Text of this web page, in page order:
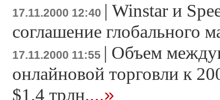
17.11.2000 12:40 | Winstar и
соглашение глобального
17.11.2000 11:55 | Объем
онлайновой торговли к
$1,4 трлн....»